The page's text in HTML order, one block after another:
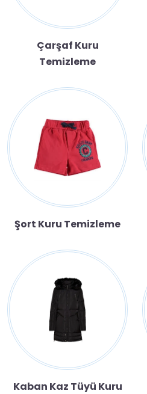
Çarşaf Kuru
Temizleme
Şort Kuru Temizleme
Kaban Kaz Tüyü Kuru